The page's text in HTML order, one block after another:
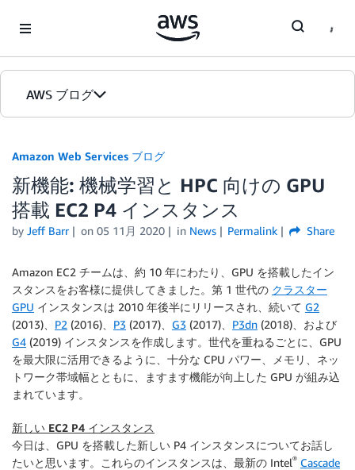
AWS ブログ
カテゴリ
エディション
Amazon Web Services ブログ
新機能: 機械学習と HPC 向けの GPU
搭載 EC2 P4 インスタンス
by Jeff Barr on 05 11月 2020 in News Permalink Share
Amazon EC2 チームは、約 10 年にわたり、GPU を搭載したイン
スタンスをお客様に提供してきました。第 1 世代の クラスター
GPU インスタンスは 2010 年後半にリリースされ、続いて G2
(2013)、 P2 (2016)、 P3 (2017)、 G3 (2017)、 P3dn (2018)、および
G4 (2019) インスタンスを作成します。世代を重ねるごとに、GPU
を最大限に活用できるように、十分な CPU パワー、メモリ、ネッ
トワーク帯域幅とともに、ますます機能が向上した GPU が組み込
まれています。
新しい EC2 P4 インスタンス
今日は、GPU を搭載した新しい P4 インスタンスについてお話し
たいと思います。これらのインスタンスは、最新の Intel® Cascade